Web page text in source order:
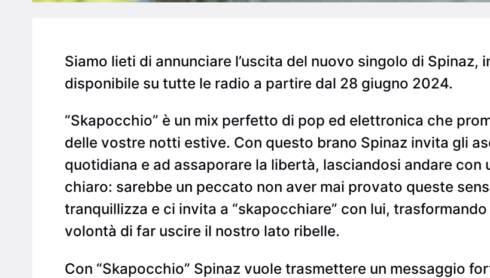
Siamo lieti di annunciare l’uscita del nuovo singolo di Spinaz,
disponibile su tutte le radio a partire dal 28 giugno 2024.
“Skapocchio” è un mix perfetto di pop ed elettronica che
delle vostre notti estive. Con questo brano Spinaz invita gli
quotidiana e ad assaporare la libertà, lasciandosi andare con
chiaro: sarebbe un peccato non aver mai provato queste
tranquillizza e ci invita a “skapocchiare” con lui,
volontà di far uscire il nostro lato ribelle.
Con “Skapocchio” Spinaz vuole trasmettere un messaggio